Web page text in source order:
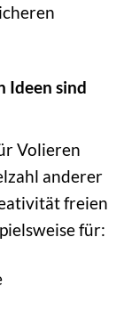
Ideen sind
Volieren
anderer
freien
für: